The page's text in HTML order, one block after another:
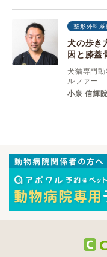
整形外科系
犬の歩き
因と膝蓋
犬猫専門
ルファー
小泉 信輝